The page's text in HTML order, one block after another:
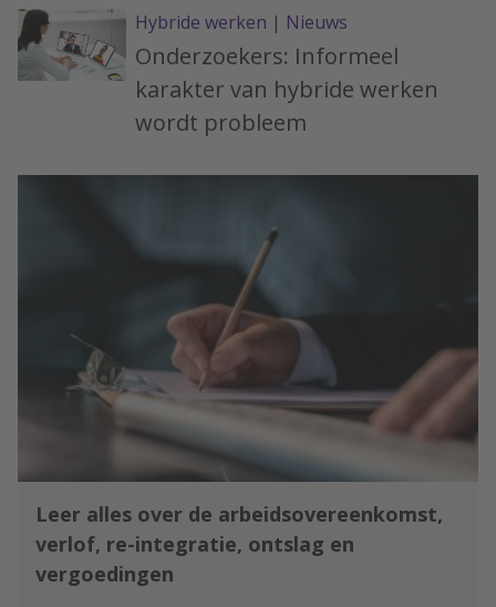
Hybride werken | Nieuws
Onderzoekers: Informeel
karakter van hybride werken
wordt probleem
Leer alles over de arbeidsovereenkomst,
verlof, re-integratie, ontslag en
vergoedingen